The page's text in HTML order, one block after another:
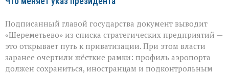
Подписанный главой государства документ выводит
«Шереметьево» из списка стратегических предприятий —
это открывает путь к приватизации. При этом власти
заранее очертили жёсткие рамки: профиль аэропорта
должен сохраниться, иностранцам и подконтрольным